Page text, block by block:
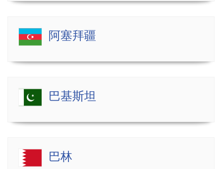
阿塞拜疆
巴基斯坦
巴林